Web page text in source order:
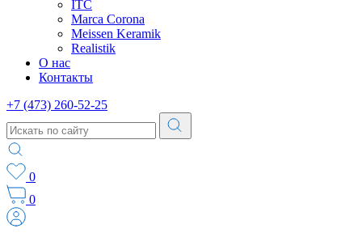
ITC
Marca Corona
Meissen Keramik
Realistik
О нас
Контакты
+7 (473) 260-52-25
0
0